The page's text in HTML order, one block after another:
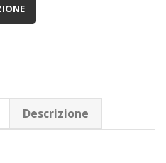
Descrizione